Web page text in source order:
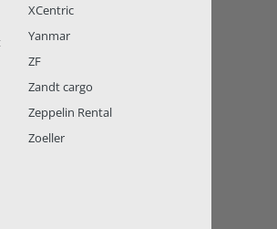
XCentric
Yanmar
ZF
Zandt cargo
Zeppelin Rental
Zoeller